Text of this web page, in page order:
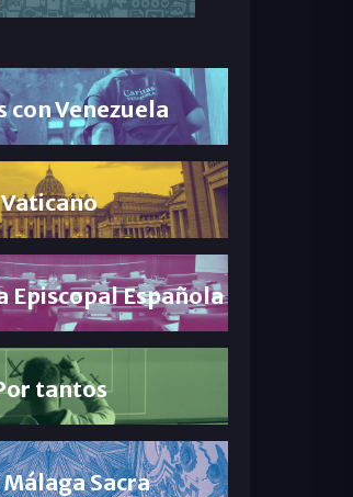
con Venezuela
Vaticano
Episcopal Española
tantos
Sacra